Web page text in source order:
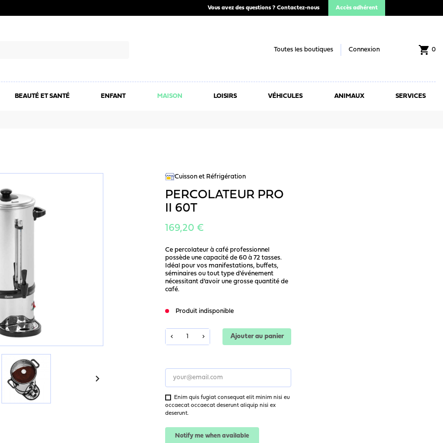
Vous avez des questions ? Contactez-nous Accès adhérent
Toutes les boutiques Connexion shopping_cart 0
BEAUTÉ ET SANTÉ ENFANT MAISON LOISIRS VÉHICULES ANIMAUX SERVICES

Cuisson et Réfrigération
PERCOLATEUR PRO
II 60T
169,20 €
Ce percolateur à café professionnel
possède une capacité de 60 à 72 tasses.
Idéal pour vos manifestations, buffets,
séminaires ou tout type d'événement
nécessitant d’avoir une grosse quantité de
café.
Produit indisponible
Ajouter au panier
Enim quis fugiat consequat elit minim nisi eu
occaecat occaecat deserunt aliquip nisi ex
deserunt.
Notify me when available